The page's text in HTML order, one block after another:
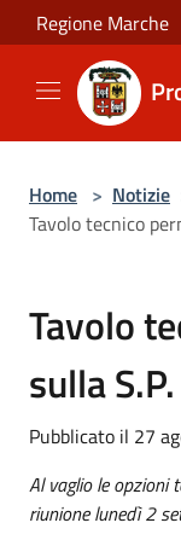
Salta al contenuto
Regione Marche
Home > Notizie
Tavolo tecnico
Tavolo
sulla
Pubblicato il 27
Al vaglio le opzioni
riunione lunedì 2